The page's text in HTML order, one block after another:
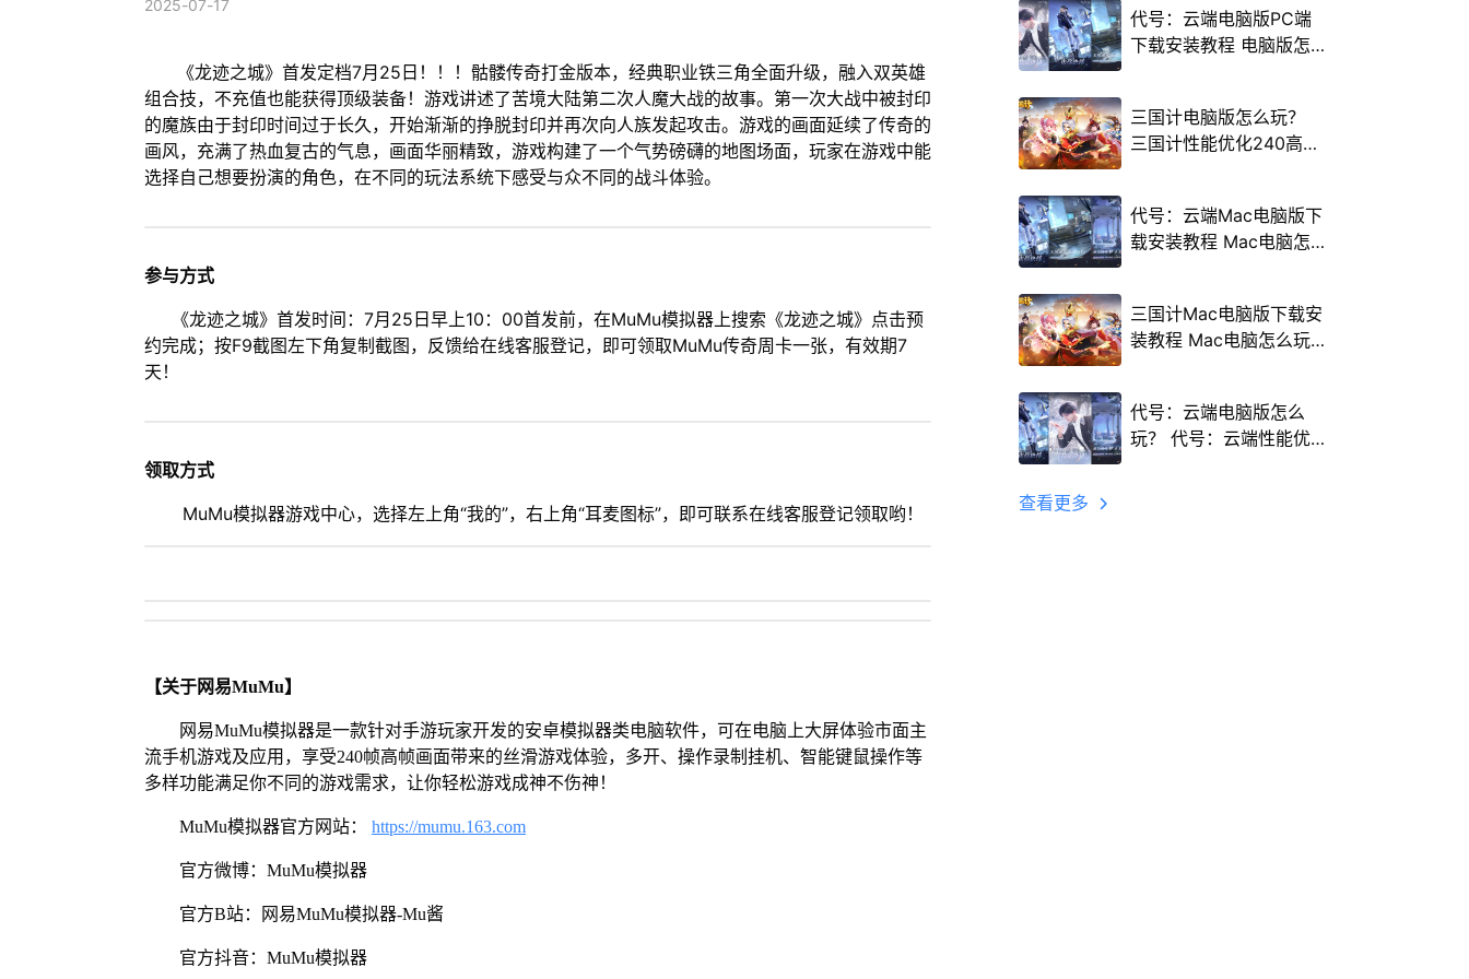
2025-07-17
《龙迹之城》首发定档7月25日！！！骷髅传奇打金版本，经典职业铁三角全面升级，融入双英雄
组合技，不充值也能获得顶级装备！游戏讲述了苦境大陆第二次人魔大战的故事。第一次大战中被封印
的魔族由于封印时间过于长久，开始渐渐的挣脱封印并再次向人族发起攻击。游戏的画面延续了传奇的
画风，充满了热血复古的气息，画面华丽精致，游戏构建了一个气势磅礴的地图场面，玩家在游戏中能
选择自己想要扮演的角色，在不同的玩法系统下感受与众不同的战斗体验。
参与方式
《龙迹之城》首发时间：7月25日早上10：00首发前，在MuMu模拟器上搜索《龙迹之城》点击预
约完成；按F9截图左下角复制截图，反馈给在线客服登记，即可领取MuMu传奇周卡一张，有效期7
天！
领取方式
MuMu模拟器游戏中心，选择左上角“我的”，右上角“耳麦图标”，即可联系在线客服登记领取哟！
【关于网易MuMu】
网易MuMu模拟器是一款针对手游玩家开发的安卓模拟器类电脑软件，可在电脑上大屏体验市面主
流手机游戏及应用，享受240帧高帧画面带来的丝滑游戏体验，多开、操作录制挂机、智能键鼠操作等
多样功能满足你不同的游戏需求，让你轻松游戏成神不伤神！
MuMu模拟器官方网站： https://mumu.163.com
官方微博：MuMu模拟器
官方B站：网易MuMu模拟器-Mu酱
官方抖音：MuMu模拟器
代号：云端电脑版PC端
下载安装教程 电脑版怎
三国计电脑版怎么玩？
三国计性能优化240高帧
代号：云端Mac电脑版下
载安装教程 Mac电脑怎
三国计Mac电脑版下载安
装教程 Mac电脑怎么玩
代号：云端电脑版怎么
玩？ 代号：云端性能优
查看更多